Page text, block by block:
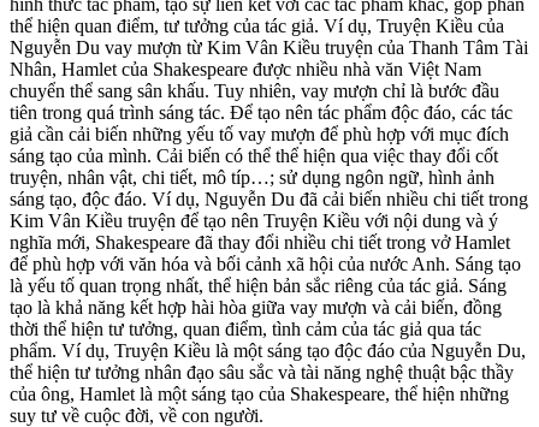
thể hiện quan điểm, tư tưởng của tác giả. Ví dụ, Truyện Kiều của
Nguyễn Du vay mượn từ Kim Vân Kiều truyện của Thanh Tâm Tài
Nhân, Hamlet của Shakespeare được nhiều nhà văn Việt Nam
chuyển thể sang sân khấu. Tuy nhiên, vay mượn chỉ là bước đầu
tiên trong quá trình sáng tác. Để tạo nên tác phẩm độc đáo, các tác
giả cần cải biến những yếu tố vay mượn để phù hợp với mục đích
sáng tạo của mình. Cải biến có thể thể hiện qua việc thay đổi cốt
truyện, nhân vật, chi tiết, mô típ…; sử dụng ngôn ngữ, hình ảnh
sáng tạo, độc đáo. Ví dụ, Nguyễn Du đã cải biến nhiều chi tiết trong
Kim Vân Kiều truyện để tạo nên Truyện Kiều với nội dung và ý
nghĩa mới, Shakespeare đã thay đổi nhiều chi tiết trong vở Hamlet
để phù hợp với văn hóa và bối cảnh xã hội của nước Anh. Sáng tạo
là yếu tố quan trọng nhất, thể hiện bản sắc riêng của tác giả. Sáng
tạo là khả năng kết hợp hài hòa giữa vay mượn và cải biến, đồng
thời thể hiện tư tưởng, quan điểm, tình cảm của tác giả qua tác
phẩm. Ví dụ, Truyện Kiều là một sáng tạo độc đáo của Nguyễn Du,
thể hiện tư tưởng nhân đạo sâu sắc và tài năng nghệ thuật bậc thầy
của ông, Hamlet là một sáng tạo của Shakespeare, thể hiện những
suy tư về cuộc đời, về con người.